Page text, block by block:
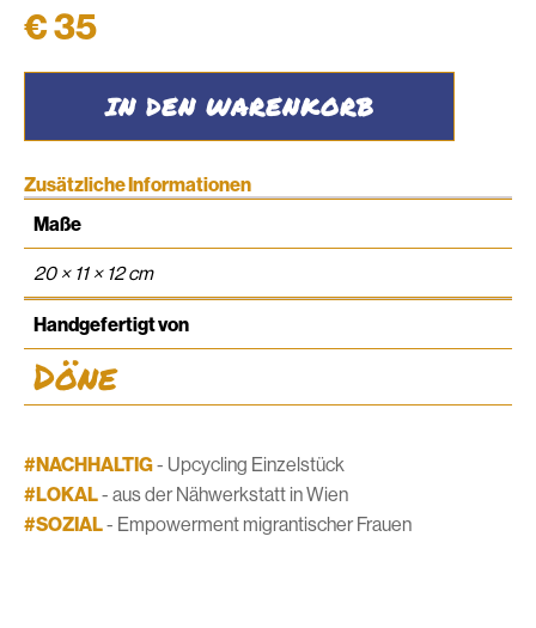
€35
Kosmetiktasche
Menge
IN DEN WARENKORB
Zusätzliche Informationen
Maße
20 × 11 × 12 cm
Handgefertigt von
Döne
#NACHHALTIG- Upcycling Einzelstück
#LOKAL- aus der Nähwerkstatt in Wien
#SOZIAL- Empowerment migrantischer Frauen